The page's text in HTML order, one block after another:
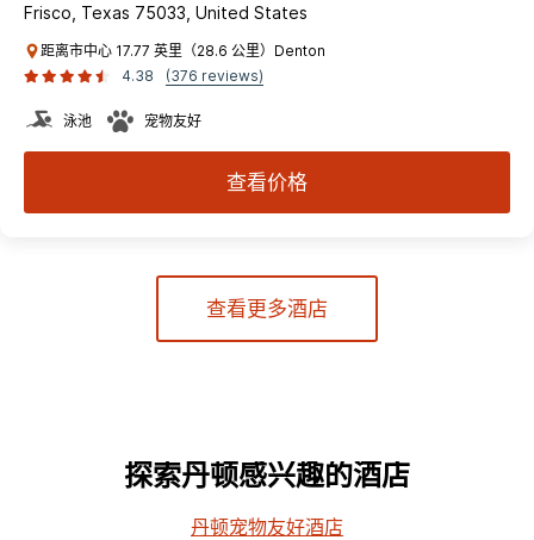
Frisco, Texas 75033, United States
距离市中心 17.77 英里（28.6 公里）Denton
4.38
(376 reviews)
泳池 宠物友好
查看价格
查看更多酒店
探索丹顿感兴趣的酒店
丹顿宠物友好酒店